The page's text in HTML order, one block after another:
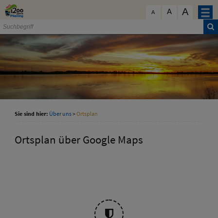
Zum Inhalt
A A A
Sie sind hier: Über uns>Ortsplan
Ortsplan über Google Maps
schließen